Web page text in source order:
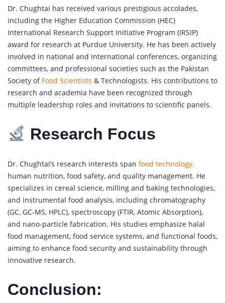
Dr. Chughtai has received various prestigious accolades,
including the Higher Education Commission (HEC)
International Research Support Initiative Program (IRSIP)
award for research at Purdue University. He has been actively
involved in national and international conferences, organizing
committees, and professional societies such as the Pakistan
Society of Food Scientists & Technologists. His contributions to
research and academia have been recognized through
multiple leadership roles and invitations to scientific panels.
Research Focus
Dr. Chughtai’s research interests span food technology,
human nutrition, food safety, and quality management. He
specializes in cereal science, milling and baking technologies,
and instrumental food analysis, including chromatography
(GC, GC-MS, HPLC), spectroscopy (FTIR, Atomic Absorption),
and nano-particle fabrication. His studies emphasize halal
food management, food service systems, and functional foods,
aiming to enhance food security and sustainability through
innovative research.
Conclusion: